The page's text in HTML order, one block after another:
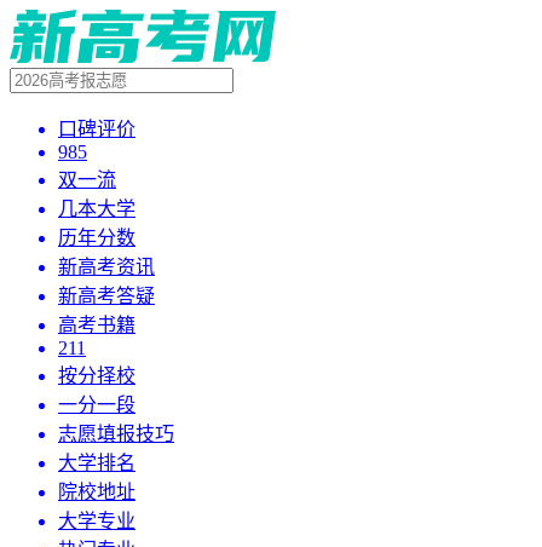
口碑评价
985
双一流
几本大学
历年分数
新高考资讯
新高考答疑
高考书籍
211
按分择校
一分一段
志愿填报技巧
大学排名
院校地址
大学专业